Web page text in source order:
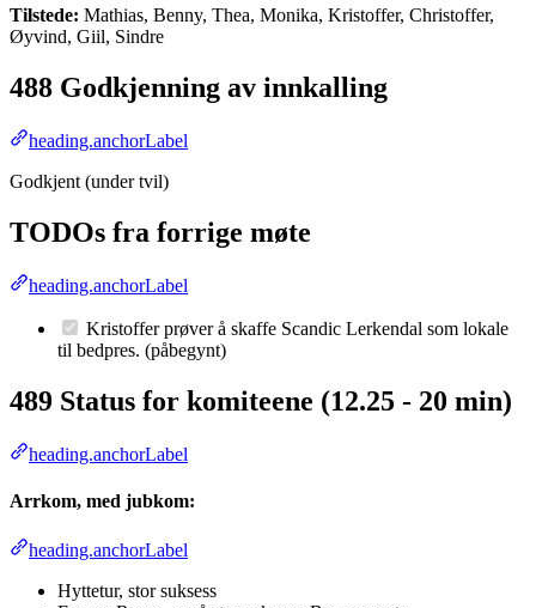
Tilstede: Mathias, Benny, Thea, Monika, Kristoffer, Christoffer,
Øyvind, Giil, Sindre
488 Godkjenning av innkalling
heading.anchorLabel
Godkjent (under tvil)
TODOs fra forrige møte
heading.anchorLabel
Kristoffer prøver å skaffe Scandic Lerkendal som lokale
til bedpres. (påbegynt)
489 Status for komiteene (12.25 - 20 min)
heading.anchorLabel
Arrkom, med jubkom:
heading.anchorLabel
Hyttetur, stor suksess